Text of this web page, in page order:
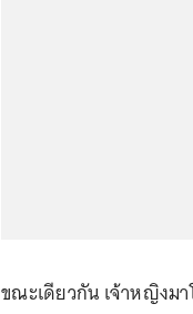
ขณะเดียวกัน เจ้าหญิงมา